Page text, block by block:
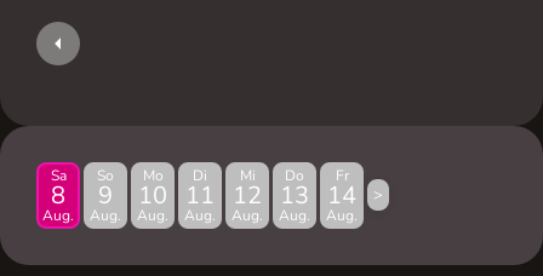
Sa
8
Aug.
So
9
Aug.
Mo
10
Aug.
Di
11
Aug.
Mi
12
Aug.
Do
13
Aug.
Fr
14
Aug.
>